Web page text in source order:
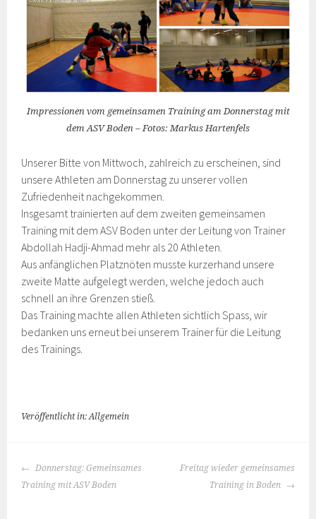
Impressionen vom gemeinsamen Training am Donnerstag mit
dem ASV Boden – Fotos: Markus Hartenfels
Unserer Bitte von Mittwoch, zahlreich zu erscheinen, sind
unsere Athleten am Donnerstag zu unserer vollen
Zufriedenheit nachgekommen.
Insgesamt trainierten auf dem zweiten gemeinsamen
Training mit dem ASV Boden unter der Leitung von Trainer
Abdollah Hadji-Ahmad mehr als 20 Athleten.
Aus anfänglichen Platznöten musste kurzerhand unsere
zweite Matte aufgelegt werden, welche jedoch auch
schnell an ihre Grenzen stieß.
Das Training machte allen Athleten sichtlich Spass, wir
bedanken uns erneut bei unserem Trainer für die Leitung
des Trainings.
Veröffentlicht in: Allgemein
BEITRAGS-
NAVIGATION
Donnerstag: Gemeinsames
Training mit ASV Boden
Freitag wieder gemeinsames
Training in Boden